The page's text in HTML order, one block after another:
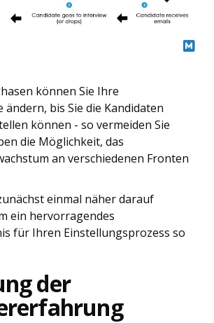
können Sie Ihre
ändern, bis Sie die Kandidaten
können - so vermeiden Sie
die Möglichkeit, das
an verschiedenen Fronten
einmal näher darauf
ein hervorragendes
für Ihren Einstellungsprozess so
der